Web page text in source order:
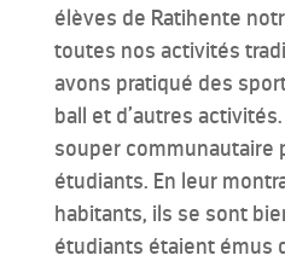
élèves de Ratihente
toutes nos activités
avons pratiqué des
ball et d’autres
souper communautaire
étudiants. En leur
habitants, ils se sont
étudiants étaient émus